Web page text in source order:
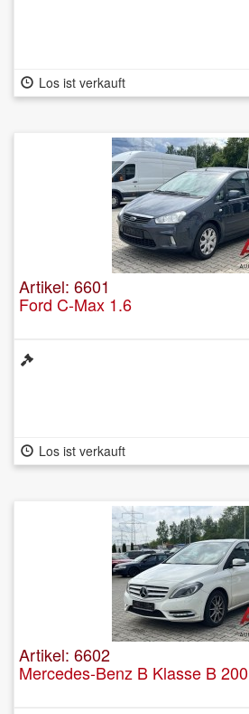
Los ist verkauft
Artikel: 6601
Ford C-Max 1.6
Los ist verkauft
Artikel: 6602
Mercedes-Benz B Klasse B 200